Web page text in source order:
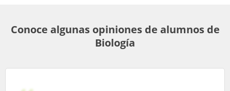
Conoce algunas opiniones de alumnos de
Biología